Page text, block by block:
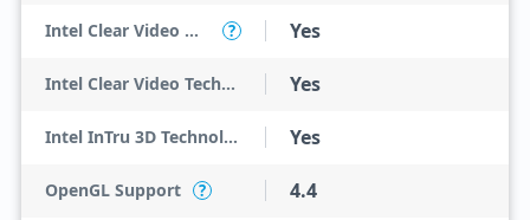
Intel Clear Video HD Technology ? Yes
Intel Clear Video Technology Yes
Intel InTru 3D Technology Yes
OpenGL Support ? 4.4